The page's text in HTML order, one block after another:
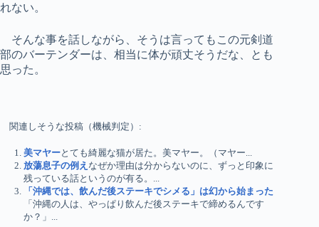
れない。
そんな事を話しながら、そうは言ってもこの元剣道
部のバーテンダーは、相当に体が頑丈そうだな、とも
思った。
関連しそうな投稿（機械判定）:
美マヤーとても綺麗な猫が居た。美マヤー。（マヤー...
放蕩息子の例え なぜか理由は分からないのに、ずっと印象に
残っている話というのが有る。...
「沖縄では、飲んだ後ステーキでシメる」は幻から始まった
「沖縄の人は、やっぱり飲んだ後ステーキで締めるんです
か？」...